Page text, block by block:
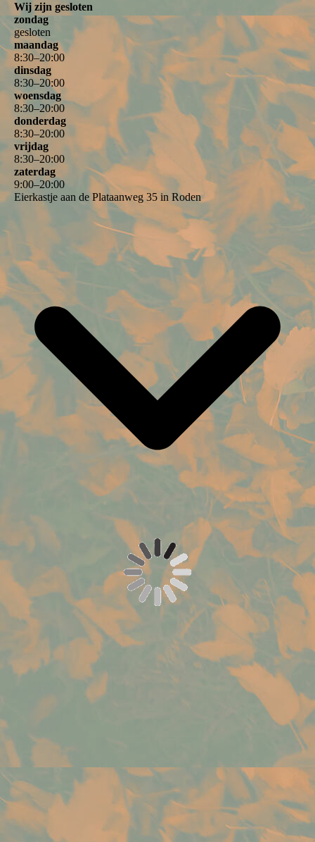
Wij zijn gesloten
zondag
gesloten
maandag
8:30–20:00
dinsdag
8:30–20:00
woensdag
8:30–20:00
donderdag
8:30–20:00
vrijdag
8:30–20:00
zaterdag
9:00–20:00
Eierkastje aan de Plataanweg 35 in Roden